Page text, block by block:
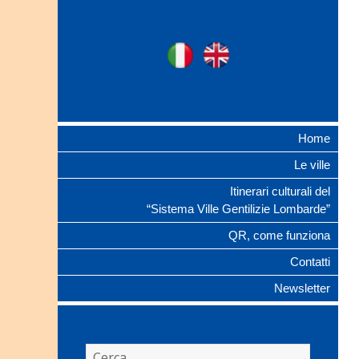
Ville Gentilizie
Ita
Home
Le ville
Itinerari culturali del
“Sistema Ville Gentilizie Lombarde”
QR, come funziona
Contatti
Newsletter
Ricerca